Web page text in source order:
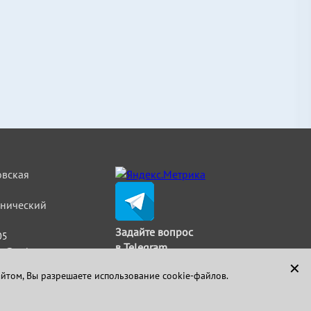
Задайте вопрос
в Telegram
✕
Вы разрешаете использование cookie-файлов.